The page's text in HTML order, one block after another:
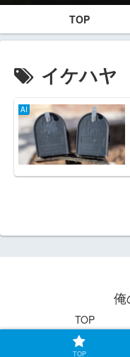
TOP
イケハヤ
AI
俺
TOP
TOP